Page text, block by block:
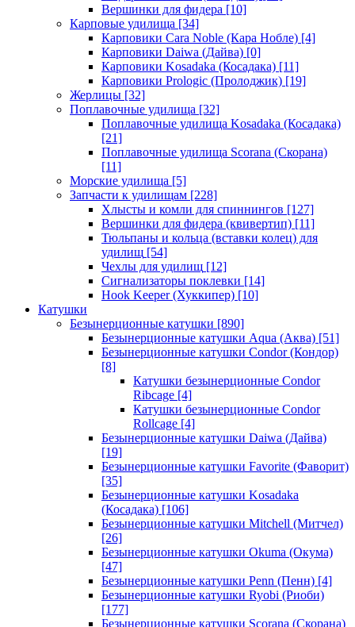
Вершинки для фидера [10]
Карповые удилища [34]
Карповики Cara Noble (Кара Нобле) [4]
Карповики Daiwa (Дайва) [0]
Карповики Kosadaka (Косадака) [11]
Карповики Prologic (Пролоджик) [19]
Жерлицы [32]
Поплавочные удилища [32]
Поплавочные удилища Kosadaka (Косадака)
[21]
Поплавочные удилища Scorana (Скорана)
[11]
Морские удилища [5]
Запчасти к удилищам [228]
Хлысты и комли для спиннингов [127]
Вершинки для фидера (квивертип) [11]
Тюльпаны и кольца (вставки колец) для
удилищ [54]
Чехлы для удилищ [12]
Сигнализаторы поклевки [14]
Hook Keeper (Хуккипер) [10]
Катушки
Безынерционные катушки [890]
Безынерционные катушки Aqua (Аква) [51]
Безынерционные катушки Condor (Кондор)
[8]
Катушки безынерционные Condor
Ribcage [4]
Катушки безынерционные Condor
Rollcage [4]
Безынерционные катушки Daiwa (Дайва)
[19]
Безынерционные катушки Favorite (Фаворит)
[35]
Безынерционные катушки Kosadaka
(Косадака) [106]
Безынерционные катушки Mitchell (Митчел)
[26]
Безынерционные катушки Okuma (Окума)
[47]
Безынерционные катушки Penn (Пенн) [4]
Безынерционные катушки Ryobi (Риоби)
[177]
Безынерционные катушки Scorana (Скорана)